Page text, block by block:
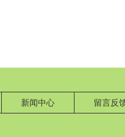
新闻中心 留言反